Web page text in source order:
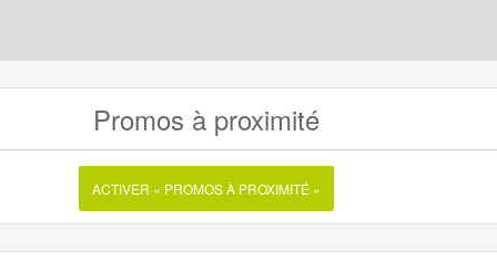
Promos à proximité
ACTIVER « PROMOS À PROXIMITÉ »